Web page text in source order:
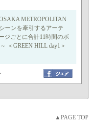
METROPOLITAN
ーンを牽引するアーテ
ジごとに合計11時間のボ
＜GREEN HILL day1＞
▲PAGE TOP